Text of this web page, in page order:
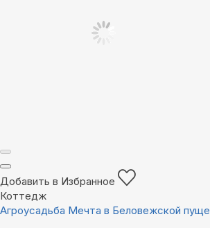
Добавить в Избранное
Коттедж
Агроусадьба Мечта в Беловежской пуще